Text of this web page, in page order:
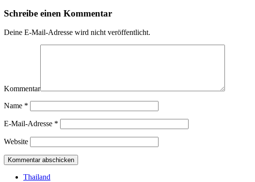
Schreibe einen Kommentar
Deine E-Mail-Adresse wird nicht veröffentlicht.
Kommentar
Name *
E-Mail-Adresse *
Website
Thailand